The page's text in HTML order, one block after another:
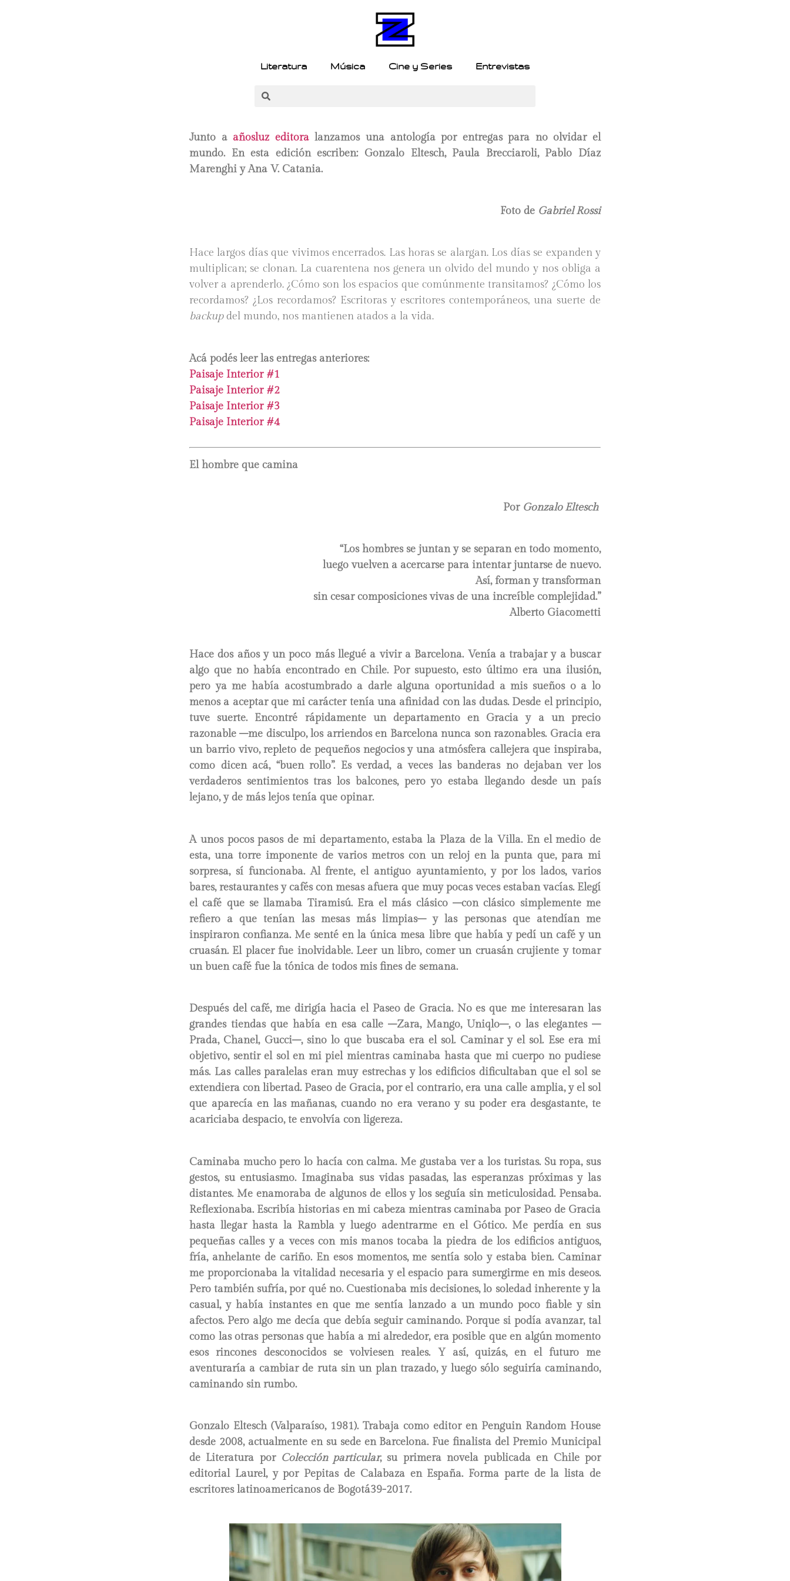
Literatura Música Cine y Series Entrevistas
Junto a añosluz editoralanzamos una antología por entregas para no olvidar el
mundo. En esta edición escriben: Gonzalo Eltesch, Paula Brecciaroli, Pablo Díaz
Marenghi y Ana V. Catania.
Foto de Gabriel Rossi
Hace largos días que vivimos encerrados. Las horas se alargan. Los días se expanden y
multiplican; se clonan. La cuarentena nos genera un olvido del mundo y nos obliga a
volver a aprenderlo. ¿Cómo son los espacios que comúnmente transitamos? ¿Cómo los
recordamos? ¿Los recordamos? Escritoras y escritores contemporáneos, una suerte de
backupdel mundo, nos mantienen atados a la vida.
Acá podés leer las entregas anteriores:
Paisaje Interior #1
Paisaje Interior #2
Paisaje Interior #3
Paisaje Interior #4
El hombre que camina
Por Gonzalo Eltesch
“Los hombres se juntan y se separan en todo momento,
luego vuelven a acercarse para intentar juntarse de nuevo.
Así, forman y transforman
sin cesar composiciones vivas de una increíble complejidad.”
Alberto Giacometti
Hace dos años y un poco más llegué a vivir a Barcelona. Venía a trabajar y a buscar
algo que no había encontrado en Chile. Por supuesto, esto último era una ilusión,
pero ya me había acostumbrado a darle alguna oportunidad a mis sueños o a lo
menos a aceptar que mi carácter tenía una afinidad con las dudas. Desde el principio,
tuve suerte. Encontré rápidamente un departamento en Gracia y a un precio
razonable –me disculpo, los arriendos en Barcelona nunca son razonables. Gracia era
un barrio vivo, repleto de pequeños negocios y una atmósfera callejera que inspiraba,
como dicen acá, “buen rollo”. Es verdad, a veces las banderas no dejaban ver los
verdaderos sentimientos tras los balcones, pero yo estaba llegando desde un país
lejano, y de más lejos tenía que opinar.
A unos pocos pasos de mi departamento, estaba la Plaza de la Villa. En el medio de
esta, una torre imponente de varios metros con un reloj en la punta que, para mi
sorpresa, sí funcionaba. Al frente, el antiguo ayuntamiento, y por los lados, varios
bares, restaurantes y cafés con mesas afuera que muy pocas veces estaban vacías. Elegí
el café que se llamaba Tiramisú. Era el más clásico –con clásico simplemente me
refiero a que tenían las mesas más limpias– y las personas que atendían me
inspiraron confianza. Me senté en la única mesa libre que había y pedí un café y un
cruasán. El placer fue inolvidable. Leer un libro, comer un cruasán crujiente y tomar
un buen café fue la tónica de todos mis fines de semana.
Después del café, me dirigía hacia el Paseo de Gracia. No es que me interesaran las
grandes tiendas que había en esa calle –Zara, Mango, Uniqlo–, o las elegantes –
Prada, Chanel, Gucci–, sino lo que buscaba era el sol. Caminar y el sol. Ese era mi
objetivo, sentir el sol en mi piel mientras caminaba hasta que mi cuerpo no pudiese
más. Las calles paralelas eran muy estrechas y los edificios dificultaban que el sol se
extendiera con libertad. Paseo de Gracia, por el contrario, era una calle amplia, y el sol
que aparecía en las mañanas, cuando no era verano y su poder era desgastante, te
acariciaba despacio, te envolvía con ligereza.
Caminaba mucho pero lo hacía con calma. Me gustaba ver a los turistas. Su ropa, sus
gestos, su entusiasmo. Imaginaba sus vidas pasadas, las esperanzas próximas y las
distantes. Me enamoraba de algunos de ellos y los seguía sin meticulosidad. Pensaba.
Reflexionaba. Escribía historias en mi cabeza mientras caminaba por Paseo de Gracia
hasta llegar hasta la Rambla y luego adentrarme en el Gótico. Me perdía en sus
pequeñas calles y a veces con mis manos tocaba la piedra de los edificios antiguos,
fría, anhelante de cariño. En esos momentos, me sentía solo y estaba bien. Caminar
me proporcionaba la vitalidad necesaria y el espacio para sumergirme en mis deseos.
Pero también sufría, por qué no. Cuestionaba mis decisiones, lo soledad inherente y la
casual, y había instantes en que me sentía lanzado a un mundo poco fiable y sin
afectos. Pero algo me decía que debía seguir caminando. Porque si podía avanzar, tal
como las otras personas que había a mi alrededor, era posible que en algún momento
esos rincones desconocidos se volviesen reales. Y así, quizás, en el futuro me
aventuraría a cambiar de ruta sin un plan trazado, y luego sólo seguiría caminando,
caminando sin rumbo.
Gonzalo Eltesch(Valparaíso, 1981). Trabaja como editor en Penguin Random House
desde 2008, actualmente en su sede en Barcelona. Fue finalista del Premio Municipal
de Literatura por Colección particular, su primera novela publicada en Chile por
editorial Laurel, y por Pepitas de Calabaza en España. Forma parte de la lista de
escritores latinoamericanos de Bogotá39-2017.